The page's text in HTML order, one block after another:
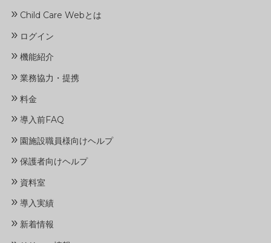
» Child Care Webとは
» ログイン
» 機能紹介
» 業務協力・提携
» 料金
» 導入前FAQ
» 園施設職員様向けヘルプ
» 保護者向けヘルプ
» 資料室
» 導入実績
» 新着情報